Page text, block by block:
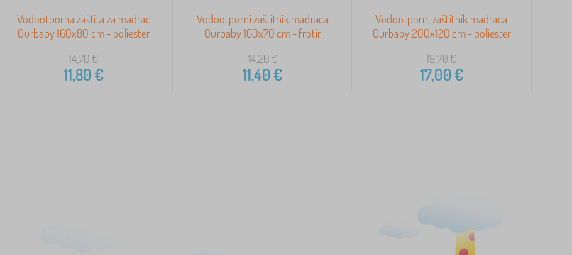
Vodootporna zaštita za madrac
Ourbaby 160x80 cm - poliester
14,70€
11,80€
Vodootporni zaštitnik madraca
Ourbaby 160x70 cm - frotir
14,20€
11,40€
Vodootporni zaštitnik madraca
Ourbaby 200x120 cm - poliester
19,70€
17,00€